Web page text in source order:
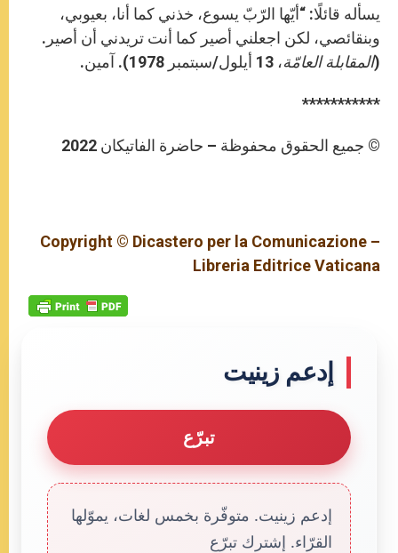
يسأله قائلًا: “أيّها الرّبّ يسوع، خذني كما أنا، بعيوبي،
وبنقائصي، لكن اجعلني أصير كما أنت تريدني أن أصير.
(المقابلة العامّة، 13 أيلول/سبتمبر 1978). آمين.
***********
© جميع الحقوق محفوظة – حاضرة الفاتيكان 2022
Copyright © Dicastero per la Comunicazione –
Libreria Editrice Vaticana
إدعم زينيت
تبرّع
إدعم زينيت. متوفّرة بخمس لغات، يموّلها
القرّاء. إشترك تبرّع